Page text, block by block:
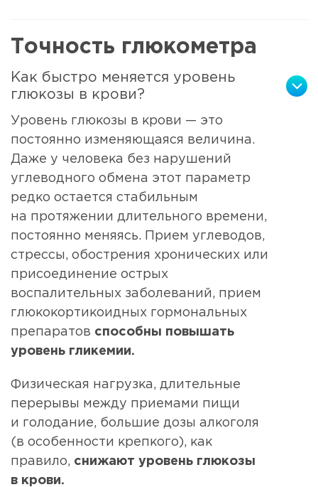
Точность глюкометра
Как быстро меняется уровень
глюкозы в крови?
Уровень глюкозы в крови — это
постоянно изменяющаяся величина.
Даже у человека без нарушений
углеводного обмена этот параметр
редко остается стабильным
на протяжении длительного времени,
постоянно меняясь. Прием углеводов,
стрессы, обострения хронических или
присоединение острых
воспалительных заболеваний, прием
глюкокортикоидных гормональных
препаратов способны повышать
уровень гликемии.
Физическая нагрузка, длительные
перерывы между приемами пищи
и голодание, большие дозы алкоголя
(в особенности крепкого), как
правило, снижают уровень глюкозы
в крови.